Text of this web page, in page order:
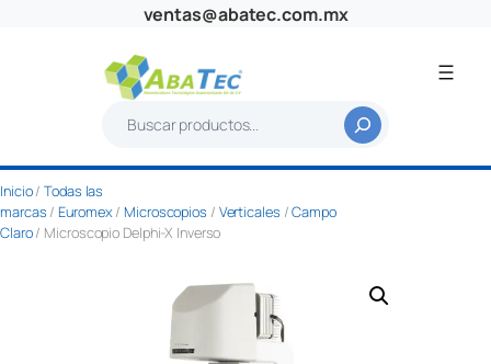
ventas@abatec.com.mx
s
c
a
Inicio/Todas las
marcas /Euromex/Microscopios / Verticales /Campo
Claro/ Microscopio Delphi-X Inverso